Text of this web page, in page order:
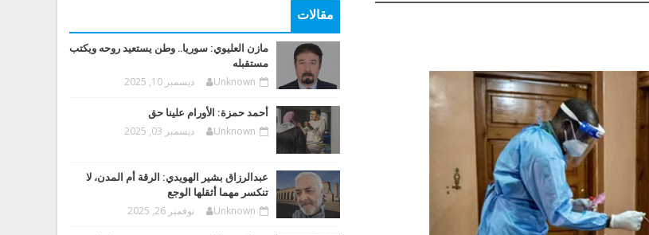
مقالات
مازن العليوي: سوريا.. وطن يستعيد روحه ويكتب
مستقبله
Unknown ديسمبر 10, 2025
أحمد حمزة: الأورام علينا حق
Unknown ديسمبر 03, 2025
عبدالرزاق بشير الهويدي: الرقة أم المدن، لا
تنكسر مهما أثقلها الوجع
Unknown نوفمبر 26, 2025